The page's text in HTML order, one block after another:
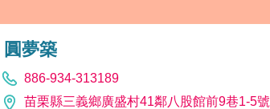
圓夢築
886-934-313189
苗栗縣三義鄉廣盛村41鄰八股館前9巷1-5號